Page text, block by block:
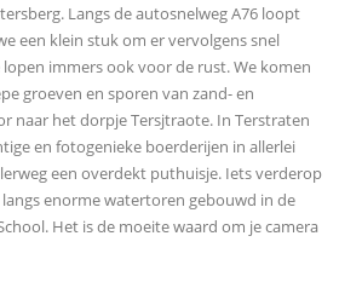
Langs de autosnelweg A76 loopt
een klein stuk om er vervolgens snel
immers ook voor de rust. We komen
groeven en sporen van zand- en
naar het dorpje Tersjtraote. In Terstraten
en fotogenieke boerderijen in allerlei
een overdekt puthuisje. Iets verderop
enorme watertoren gebouwd in de
Het is de moeite waard om je camera